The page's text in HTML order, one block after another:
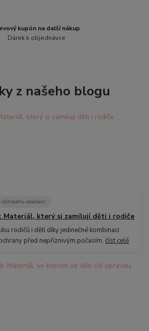
kupón na další nákup
Dárek k objednávce
z našeho blogu
dětského oblečení
který si zamilují děti i rodiče
rodičů i dětí díky jedinečné kombinaci
před nepříznivým počasím.číst celé